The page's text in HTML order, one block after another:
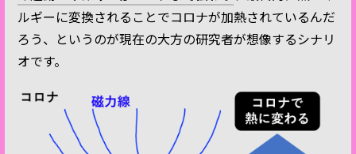
ルギーに変換されることでコロナが加熱されているんだ
ろう、というのが現在の大方の研究者が想像するシナリ
オです。